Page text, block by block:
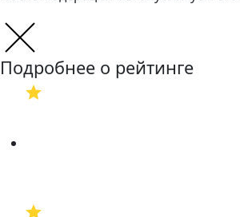
Подробнее о рейтинге